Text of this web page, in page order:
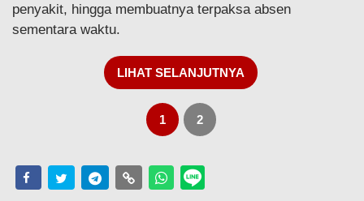
penyakit, hingga membuatnya terpaksa absen
sementara waktu.
LIHAT SELANJUTNYA
1 2